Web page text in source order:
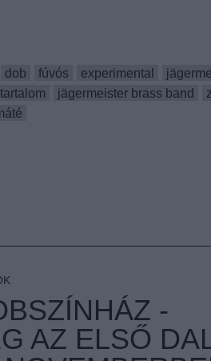
dob fúvós experimental
jägermeister brass band
-
AZ ELSŐ